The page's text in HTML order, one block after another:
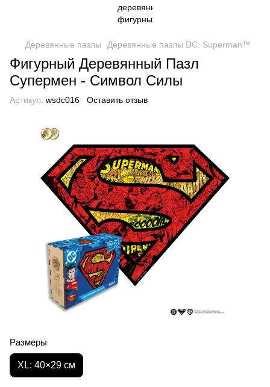
Деревянные пазлы Деревянные пазлы DC: Superman™
Фигурный Деревянный Пазл
Супермен - Символ Силы
Артикул: wsdc016 Оставить отзыв
Размеры
XL: 40×29 см